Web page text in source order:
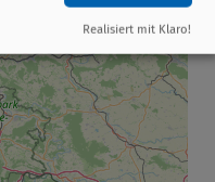
Realisiert mit Klaro!